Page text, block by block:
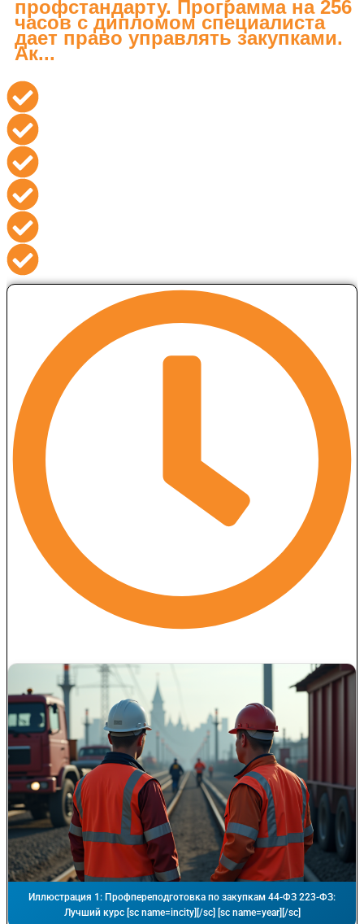
профстандарту. Программа на 256
часов с дипломом специалиста
дает право управлять закупками.
Ак...
Иллюстрация 1: Профпереподготовка по закупкам 44-ФЗ 223-ФЗ:
Лучший курс [sc name=incity][/sc] [sc name=year][/sc]